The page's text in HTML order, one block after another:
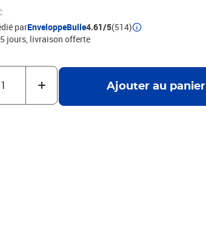
parEnveloppeBulle4.61/5(514)
jours livraison offerte
Ajouter au panier